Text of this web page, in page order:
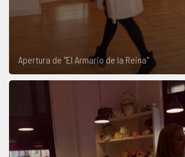
Apertura de "El Armario de la Reina"